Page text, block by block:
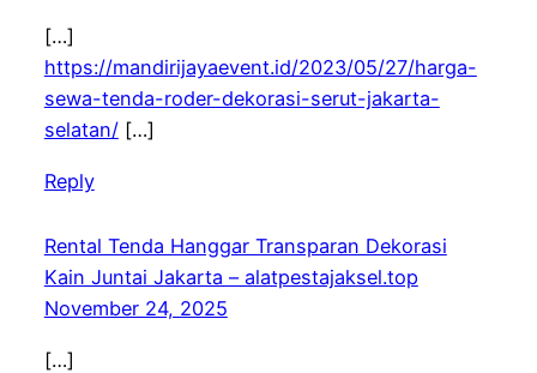
[…]
https://mandirijayaevent.id/2023/05/27/harga-
sewa-tenda-roder-dekorasi-serut-jakarta-
selatan/[…]
Reply
Rental Tenda Hanggar Transparan Dekorasi
Kain Juntai Jakarta – alatpestajaksel.top
November 24, 2025
[…]